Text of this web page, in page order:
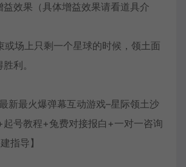
效果（具体增益效果请看道具介
或场上只剩一个星球的时候，领土面
利。